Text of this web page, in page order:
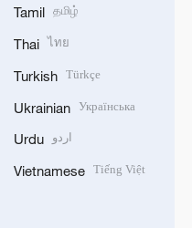
Tamil தமிழ்
Thai ไทย
Turkish Türkçe
Ukrainian Українська
Urdu اردو
Vietnamese Tiếng Việt